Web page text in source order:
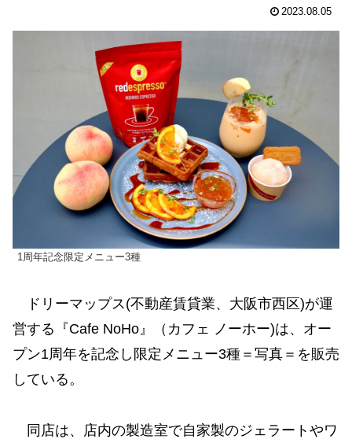
2023.08.05
1周年記念限定メニュー3種
ドリーマップス(不動産賃貸業、大阪市西区)が運
営する『Cafe NoHo』（カフェ ノーホー)は、オー
プン1周年を記念し限定メニュー3種＝写真＝を販売
している。
同店は、店内の製造室で自家製のジェラートやワ